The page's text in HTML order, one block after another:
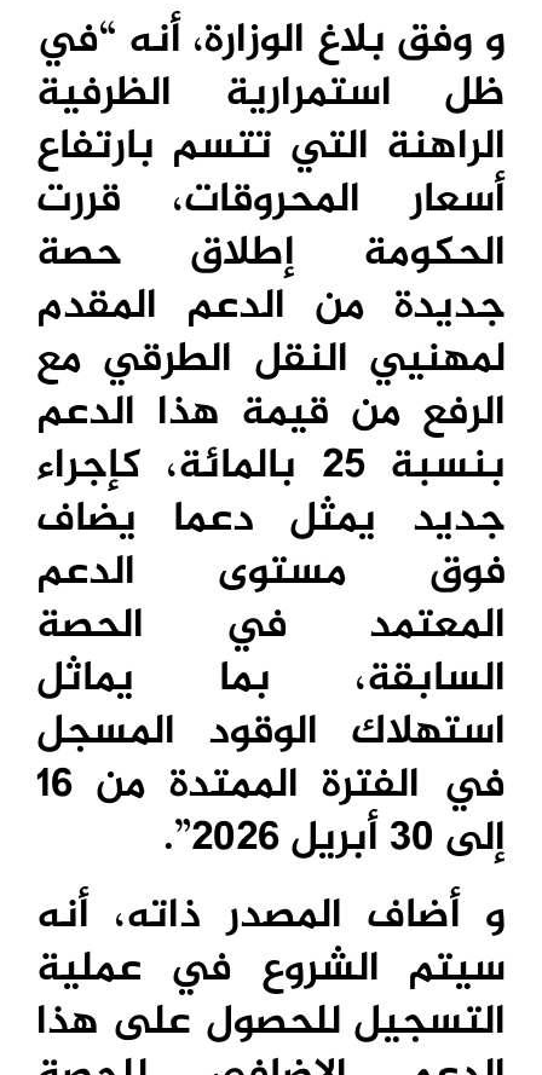
و وفق بلاغ الوزارة، أنه “في
ظل استمرارية الظرفية
الراهنة التي تتسم بارتفاع
أسعار المحروقات، قررت
الحكومة إطلاق حصة
جديدة من الدعم المقدم
لمهنيي النقل الطرقي مع
الرفع من قيمة هذا الدعم
بنسبة 25 بالمائة، كإجراء
جديد يمثل دعما يضاف
فوق مستوى الدعم
المعتمد في الحصة
السابقة، بما يماثل
استهلاك الوقود المسجل
في الفترة الممتدة من 16
إلى 30 أبريل 2026”.
و أضاف المصدر ذاته، أنه
سيتم الشروع في عملية
التسجيل للحصول على هذا